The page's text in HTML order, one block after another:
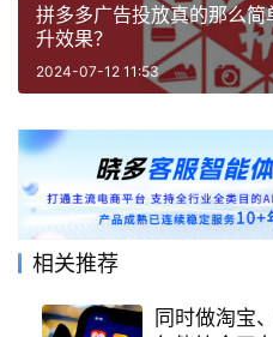
拼多多广告投放真的那么
升效果？
2024-07-12 11:53
相关推荐
同时做淘宝